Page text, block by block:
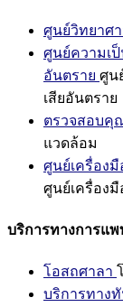
ศูนย์วิทยาศ
ศูนย์ความเ
อันตราย ศูน
เสียอันตราย
ตรวจสอบคุ
แวดล้อม
ศูนย์เครื่องมื
ศูนย์เครื่องมื
บริการทางการแพ
โอสถศาลา
บริการทาง